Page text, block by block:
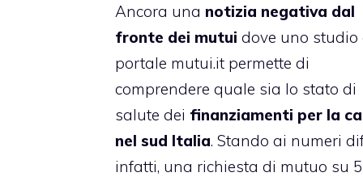
Ancora una notizia negativa dal
fronte dei mutui dove uno studio
portale mutui.it permette di
comprendere quale sia lo stato di
salute dei finanziamenti per la
nel sud Italia. Stando ai numeri
infatti, una richiesta di mutuo su